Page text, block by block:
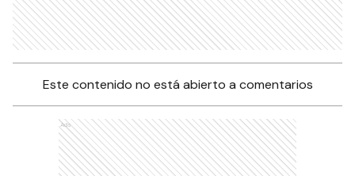
Este contenido no está abierto a comentarios
Ads